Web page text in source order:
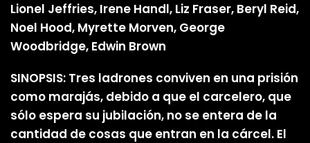
Lionel Jeffries, Irene Handl, Liz Fraser, Beryl Reid,
Noel Hood, Myrette Morven, George
Woodbridge, Edwin Brown
SINOPSIS: Tres ladrones conviven en una prisión
como marajás, debido a que el carcelero, que
sólo espera su jubilación, no se entera de la
cantidad de cosas que entran en la cárcel. El